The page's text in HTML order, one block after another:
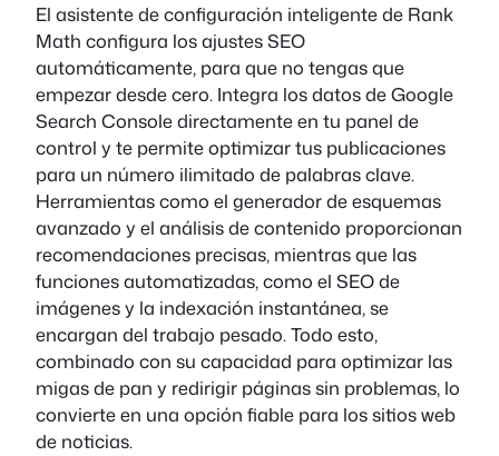
El asistente de configuración inteligente de Rank
Math configura los ajustes SEO
automáticamente, para que no tengas que
empezar desde cero. Integra los datos de Google
Search Console directamente en tu panel de
control y te permite optimizar tus publicaciones
para un número ilimitado de palabras clave.
Herramientas como el generador de esquemas
avanzado y el análisis de contenido proporcionan
recomendaciones precisas, mientras que las
funciones automatizadas, como el SEO de
imágenes y la indexación instantánea, se
encargan del trabajo pesado. Todo esto,
combinado con su capacidad para optimizar las
migas de pan y redirigir páginas sin problemas, lo
convierte en una opción fiable para los sitios web
de noticias.